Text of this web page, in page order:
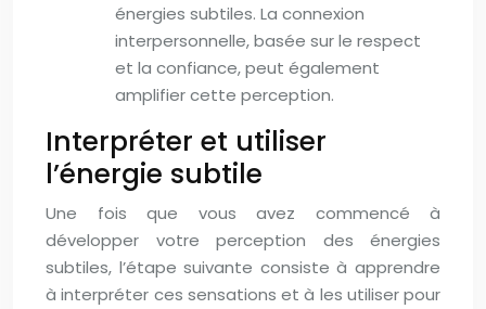
énergies subtiles. La connexion
interpersonnelle, basée sur le respect
et la confiance, peut également
amplifier cette perception.
Interpréter et utiliser
l’énergie subtile
Une fois que vous avez commencé à
développer votre perception des énergies
subtiles, l’étape suivante consiste à apprendre
à interpréter ces sensations et à les utiliser pour